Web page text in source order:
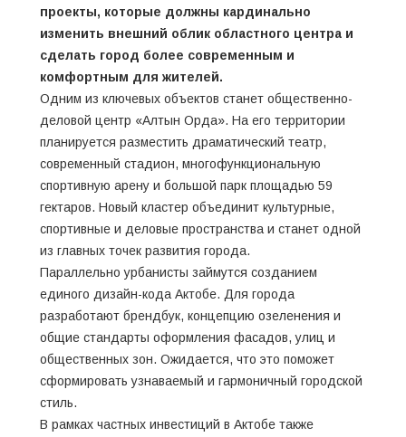
проекты, которые должны кардинально
изменить внешний облик областного центра и
сделать город более современным и
комфортным для жителей.
Одним из ключевых объектов станет общественно-
деловой центр «Алтын Орда». На его территории
планируется разместить драматический театр,
современный стадион, многофункциональную
спортивную арену и большой парк площадью 59
гектаров. Новый кластер объединит культурные,
спортивные и деловые пространства и станет одной
из главных точек развития города.
Параллельно урбанисты займутся созданием
единого дизайн-кода Актобе. Для города
разработают брендбук, концепцию озеленения и
общие стандарты оформления фасадов, улиц и
общественных зон. Ожидается, что это поможет
сформировать узнаваемый и гармоничный городской
стиль.
В рамках частных инвестиций в Актобе также